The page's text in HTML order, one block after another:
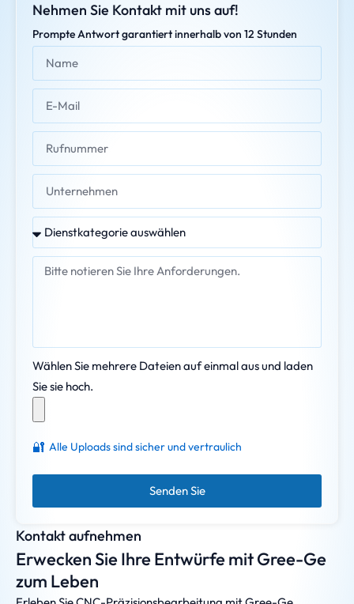
Kontakt aufnehmen
Erwecken Sie Ihre Entwürfe mit Gree-Ge
zum Leben
Nehmen Sie Kontakt mit uns auf!
Prompte Antwort garantiert innerhalb von 12 Stunden
Wählen Sie mehrere Dateien auf einmal aus und laden
Sie sie hoch.
🔐 Alle Uploads sind sicher und vertraulich
Senden Sie